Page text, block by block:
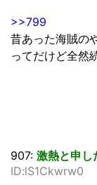
>>799
昔あった海賊の
ってだけど全然
907: 激熱と申し
ID:lS1Ckwrw0